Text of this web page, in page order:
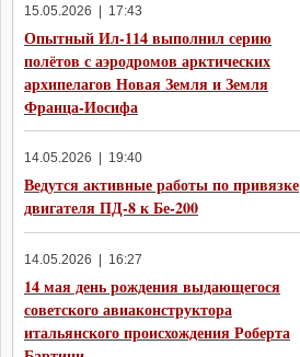
15.05.2026 | 17:43
Опытный Ил-114 выполнил серию
полётов с аэродромов арктических
архипелагов Новая Земля и Земля
Франца-Иосифа
14.05.2026 | 19:40
Ведутся активные работы по привязке
двигателя ПД-8 к Бе-200
14.05.2026 | 16:27
14 мая день рождения выдающегося
советского авиаконструктора
итальянского происхождения Роберта